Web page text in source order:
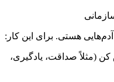
هستی. برای این کار:
(مثلاً صداقت، یادگیری،